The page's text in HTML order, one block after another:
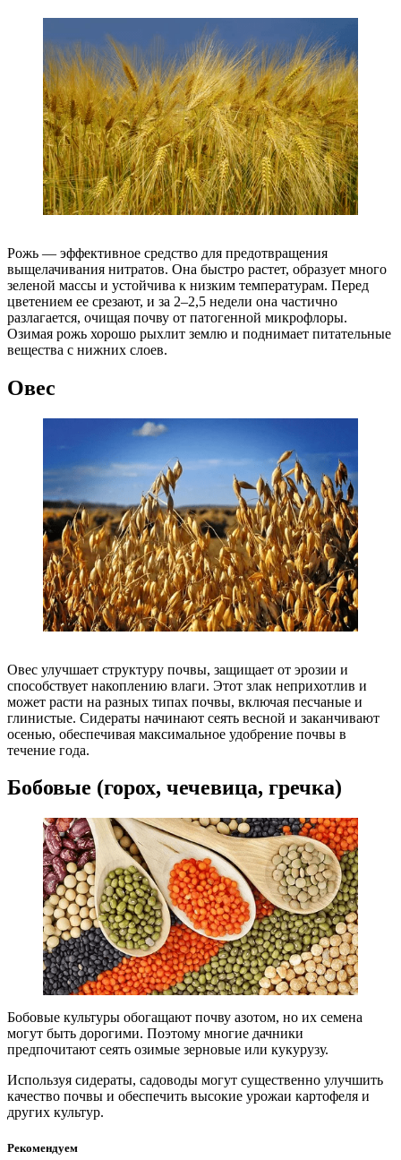
Рожь — эффективное средство для предотвращения
выщелачивания нитратов. Она быстро растет, образует много
зеленой массы и устойчива к низким температурам. Перед
цветением ее срезают, и за 2–2,5 недели она частично
разлагается, очищая почву от патогенной микрофлоры.
Озимая рожь хорошо рыхлит землю и поднимает питательные
вещества с нижних слоев.
Овес
Овес улучшает структуру почвы, защищает от эрозии и
способствует накоплению влаги. Этот злак неприхотлив и
может расти на разных типах почвы, включая песчаные и
глинистые. Сидераты начинают сеять весной и заканчивают
осенью, обеспечивая максимальное удобрение почвы в
течение года.
Бобовые (горох, чечевица, гречка)
Бобовые культуры обогащают почву азотом, но их семена
могут быть дорогими. Поэтому многие дачники
предпочитают сеять озимые зерновые или кукурузу.
Используя сидераты, садоводы могут существенно улучшить
качество почвы и обеспечить высокие урожаи картофеля и
других культур.
Рекомендуем